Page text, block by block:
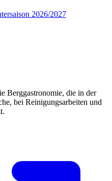
2026/2027
Berggastronomie, die in der
bei Reinigungsarbeiten und